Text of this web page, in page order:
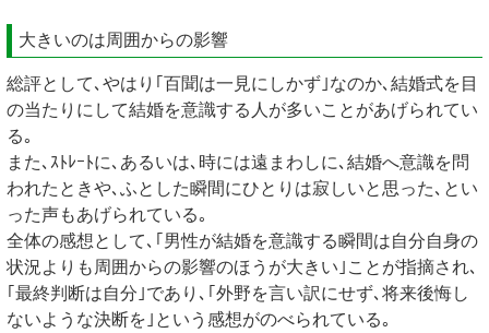
大きいのは周囲からの影響
総評として､やはり｢百聞は一見にしかず｣なのか､結婚式を目
の当たりにして結婚を意識する人が多いことがあげられてい
る｡
また､ｽﾄﾚｰﾄに､あるいは､時には遠まわしに､結婚へ意識を問
われたときや､ふとした瞬間にひとりは寂しいと思った､とい
った声もあげられている｡
全体の感想として､｢男性が結婚を意識する瞬間は自分自身の
状況よりも周囲からの影響のほうが大きい｣ことが指摘され､
｢最終判断は自分｣であり､｢外野を言い訳にせず､将来後悔し
ないような決断を｣という感想がのべられている｡